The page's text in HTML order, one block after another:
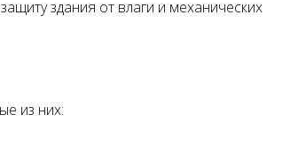
здания от влаги и механических
из них: